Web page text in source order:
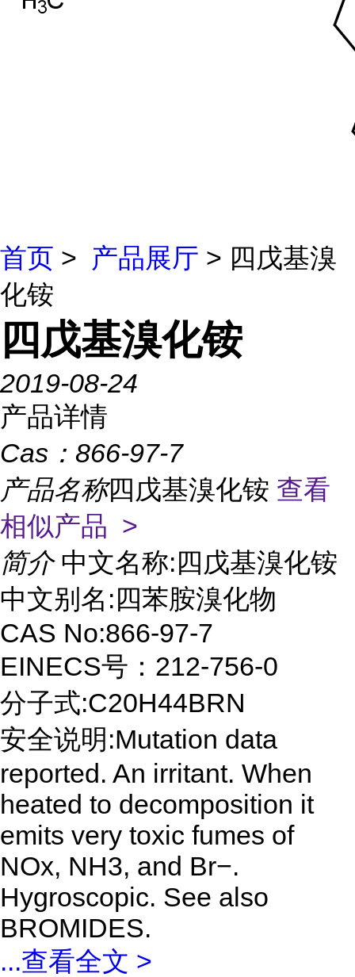
首页 > 产品展厅 > 四戊基溴
化铵
四戊基溴化铵
2019-08-24
产品详情
Cas： 866-97-7
产品名称四戊基溴化铵 查看
相似产品 >
简介 中文名称:四戊基溴化铵
中文别名:四苯胺溴化物
CAS No:866-97-7
EINECS号：212-756-0
分子式:C20H44BRN
安全说明:Mutation data
reported. An irritant. When
heated to decomposition it
emits very toxic fumes of
NOx, NH3, and Br−.
Hygroscopic. See also
BROMIDES.
...查看全文 >